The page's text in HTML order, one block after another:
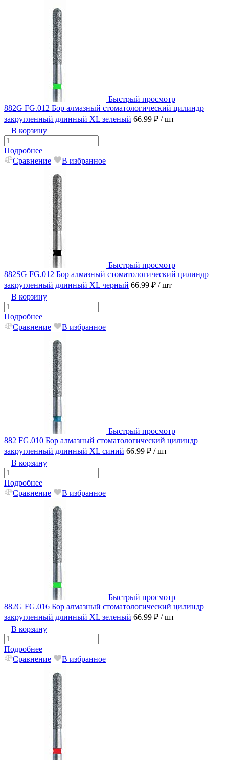
Быстрый просмотр
882G FG.012 Бор алмазный стоматологический цилиндр
закругленный длинный XL зеленый 66.99 ₽ / шт
В корзину
Подробнее
Сравнение
В избранное
Быстрый просмотр
882SG FG.012 Бор алмазный стоматологический цилиндр
закругленный длинный XL черный 66.99 ₽ / шт
В корзину
Подробнее
Сравнение
В избранное
Быстрый просмотр
882 FG.010 Бор алмазный стоматологический цилиндр
закругленный длинный XL синий 66.99 ₽ / шт
В корзину
Подробнее
Сравнение
В избранное
Быстрый просмотр
882G FG.016 Бор алмазный стоматологический цилиндр
закругленный длинный XL зеленый 66.99 ₽ / шт
В корзину
Подробнее
Сравнение
В избранное